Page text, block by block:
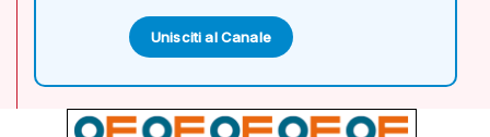
Unisciti al Canale